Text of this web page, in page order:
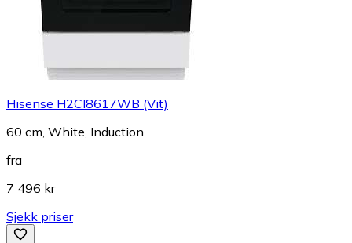
Hisense H2CI8617WB (Vit)
60 cm, White, Induction
fra
7 496 kr
Sjekk priser